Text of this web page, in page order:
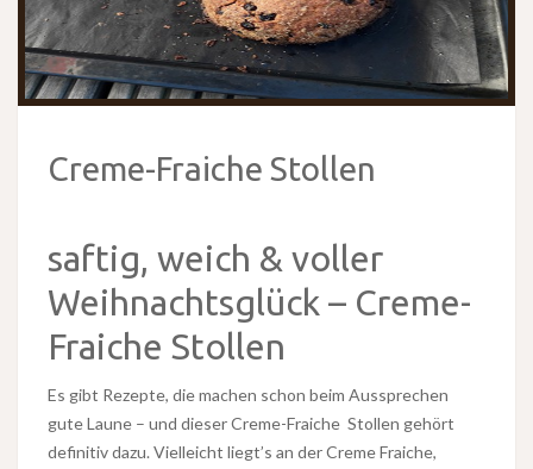
Creme-Fraiche Stollen
saftig, weich & voller
Weihnachtsglück – Creme-
Fraiche Stollen
Es gibt Rezepte, die machen schon beim Aussprechen
gute Laune – und dieser Creme-Fraiche Stollen gehört
definitiv dazu. Vielleicht liegt’s an der Creme Fraiche,